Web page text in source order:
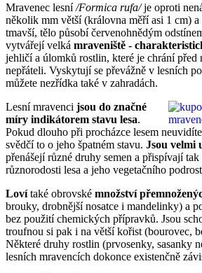
Mravenec lesní/Formica rufa/je oproti
několik mm větší (královna měří asi 1 cm) a
tmavší, tělo působí červenohnědým
vytvářejí velká mraveniště -
jehličí a úlomků rostlin, které je chrání před
nepřáteli. Vyskytují se převážně v lesních
můžete nezřídka také v zahradách.
Lesní mravenci jsou do značné
míry indikátorem stavu lesa.
Pokud dlouho při procházce lesem
svědčí to o jeho špatném stavu. Jsou velmi
přenášejí různé druhy semen a přispívají
různorodosti lesa a jeho vegetačního
Lovítaké obrovské množství
brouky, drobnější nosatce i mandelinky) a
bez použití chemických přípravků. Jsou
troufnou si pak i na větší kořist (bourovec,
Některé druhy rostlin (prvosenky, sasanky
lesních mravencích dokonce existenčně